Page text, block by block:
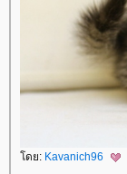
ดย: Kavanich96